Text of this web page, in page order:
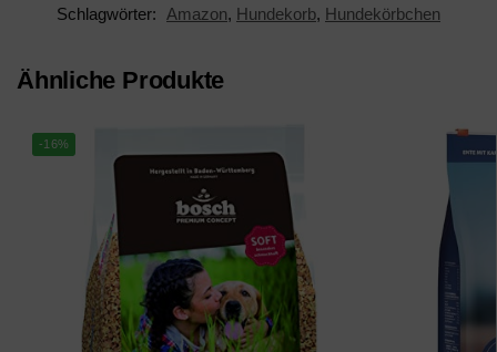
Schlagwörter:
Amazon, Hundekorb, Hundekörbchen
Ähnliche Produkte
-16%